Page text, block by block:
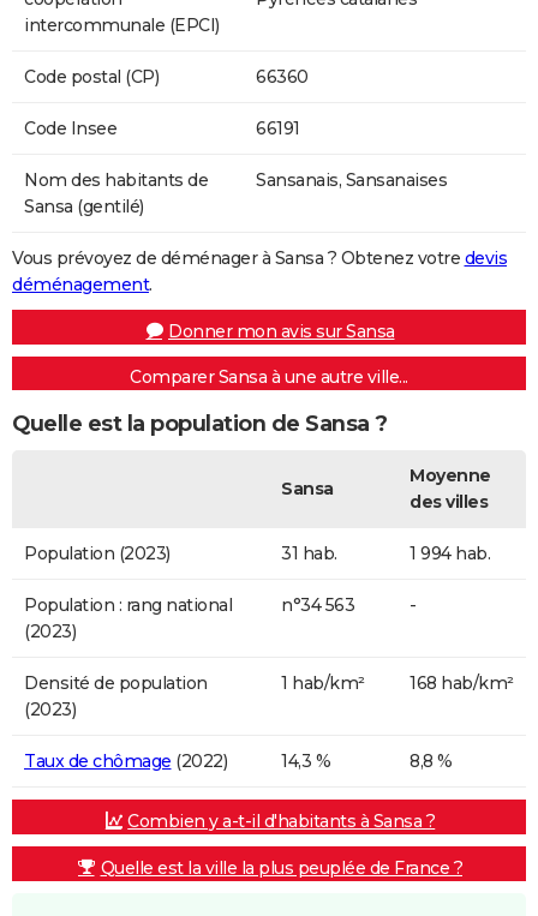
intercommunale (EPCI)
Code postal (CP) 66360
Code Insee 66191
Nom des habitants de
Sansa (gentilé)
Sansanais, Sansanaises
Vous prévoyez de déménager à Sansa ? Obtenez votre devis
déménagement.
Donner mon avis sur Sansa
Comparer Sansa à une autre ville...
Quelle est la population de Sansa ?
Sansa
Moyenne
des villes
Population (2023) 31 hab. 1 994 hab.
Population : rang national
(2023)
n°34 563 -
Densité de population
(2023)
1 hab/km² 168 hab/km²
Taux de chômage (2022) 14,3 % 8,8 %
Combien y a-t-il d'habitants à Sansa ?
Quelle est la ville la plus peuplée de France ?